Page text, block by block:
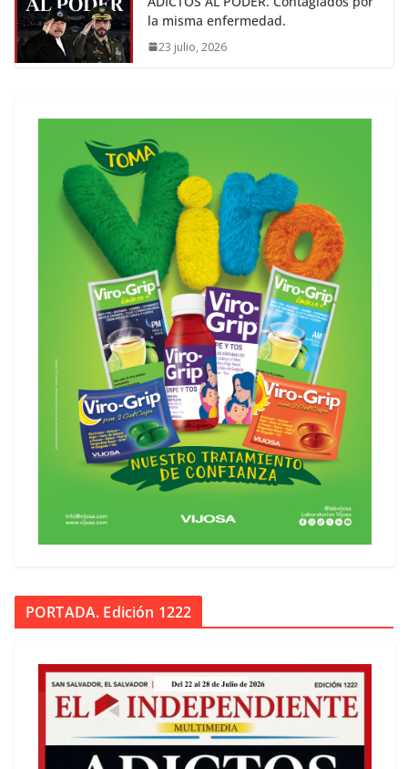
la misma enfermedad.
23 julio, 2026
PORTADA. Edición 1222